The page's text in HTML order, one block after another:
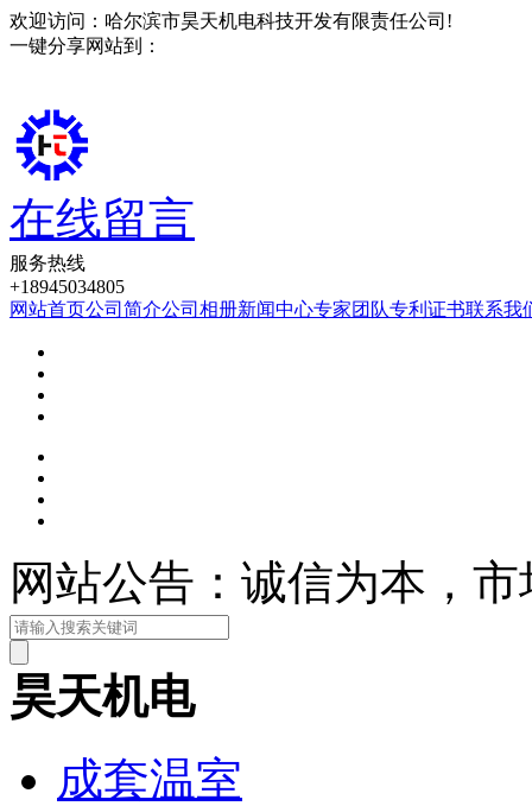
欢迎访问：哈尔滨市昊天机电科技开发有限责任公司!
一键分享网站到：
在线留言
服务热线
+18945034805
网站首页公司简介公司相册新闻中心专家团队专利证书联系我
网站公告：诚信为本，
昊天机电
成套温室